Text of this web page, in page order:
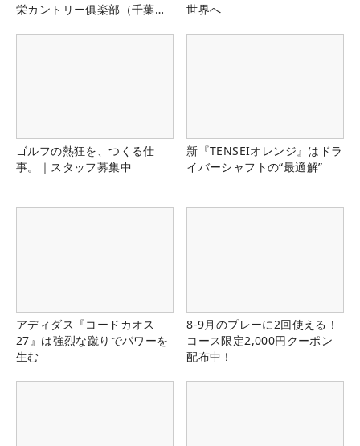
栄カントリー俱楽部（千葉
世界へ
ゴルフの熱狂を、つくる仕
事。｜スタッフ募集中
新『TENSEIオレンジ』はドラ
イバーシャフトの“最適解”
アディダス『コードカオス
27』は強烈な蹴りでパワーを
生む
8-9月のプレーに2回使える！
コース限定2,000円クーポン
配布中！